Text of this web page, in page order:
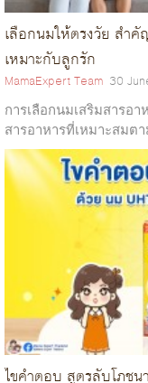
เลือกนมให้ตรงวัย สำ
เหมาะกับลูกรัก
MamaExpert Team 30
การเลือกนมเสริมสารอ
สารอาหารที่เหมาะสมต
ความต้องการสารอาหา
และพัฒนาสมอง...
ไขคำตอบ สูตรลับโภช